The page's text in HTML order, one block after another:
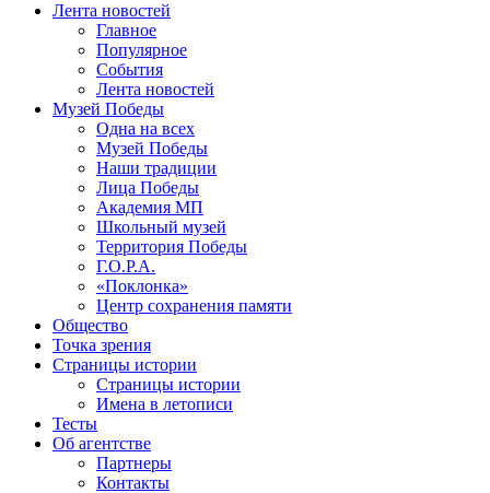
Лента новостей
Главное
Популярное
События
Лента новостей
Музей Победы
Одна на всех
Музей Победы
Наши традиции
Лица Победы
Академия МП
Школьный музей
Территория Победы
Г.О.Р.А.
«Поклонка»
Центр сохранения памяти
Общество
Точка зрения
Страницы истории
Страницы истории
Имена в летописи
Тесты
Об агентстве
Партнеры
Контакты